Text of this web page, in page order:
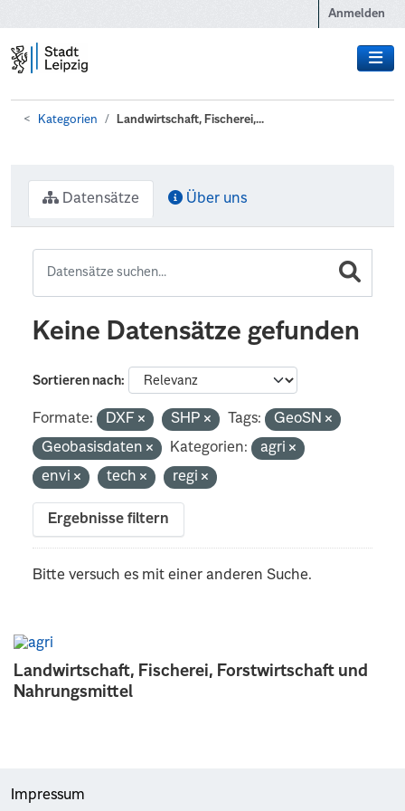
Anmelden
Kategorien Landwirtschaft, Fischerei,...
Landwirtschaft, Fischerei, Forstwirtschaft und
Nahrungsmittel
Datensätze Über uns
Keine Datensätze gefunden
Sortieren nach
Formate: DXF SHP Tags:
GeoSN
Geobasisdaten
Kategorien:
agri
envi
tech regi
Ergebnisse filtern
Bitte versuch es mit einer anderen Suche.
Impressum